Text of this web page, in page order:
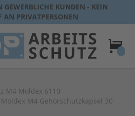
GEWERBLICHE KUNDEN - KEIN
AN PRIVATPERSONEN
M4 Moldex 6110
M4 Gehörschutzkapsel 30